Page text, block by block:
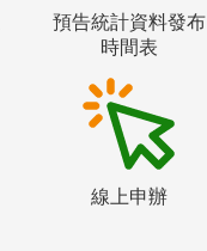
預告統計資料發布
時間表
線上申辦